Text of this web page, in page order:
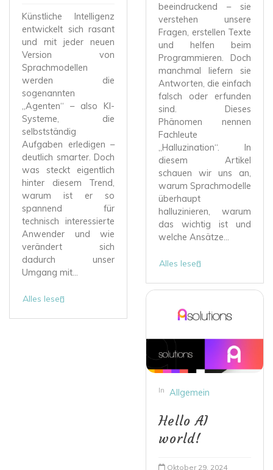
Künstliche Intelligenz
entwickelt sich rasant
und mit jeder neuen
Version von
Sprachmodellen
werden die
sogenannten
„Agenten“ – also KI-
Systeme, die
selbstständig
Aufgaben erledigen –
deutlich smarter. Doch
was steckt eigentlich
hinter diesem Trend,
warum ist er so
spannend für
technisch interessierte
Anwender und wie
verändert sich
dadurch unser
Umgang mit...
Alles lesen
beeindruckend – sie
verstehen unsere
Fragen, erstellen Texte
und helfen beim
Programmieren. Doch
manchmal liefern sie
Antworten, die einfach
falsch oder erfunden
sind. Dieses
Phänomen nennen
Fachleute
„Halluzination“. In
diesem Artikel
schauen wir uns an,
warum Sprachmodelle
überhaupt
halluzinieren, warum
das wichtig ist und
welche Ansätze...
Alles lesen
In Allgemein
Hello AI
world!
Oktober 29, 2024